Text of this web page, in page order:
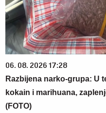
06. 08. 2026 17:28
Razbijena narko-grupa: U
kokain i marihuana,
(FOTO)